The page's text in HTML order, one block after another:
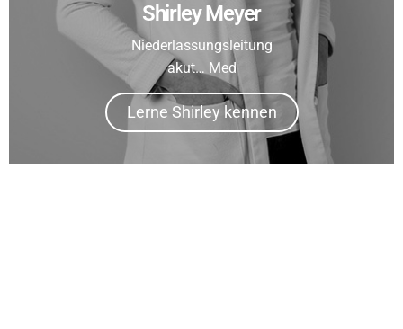
Shirley Meyer
Niederlassungsleitung
akut… Med
Lerne Shirley kennen